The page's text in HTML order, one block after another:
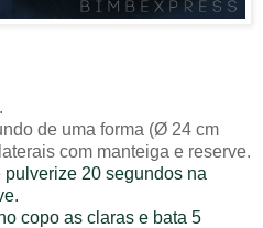
de uma forma (Ø 24 cm
com manteiga e reserve.
20 segundos na
copo as claras e bata 5